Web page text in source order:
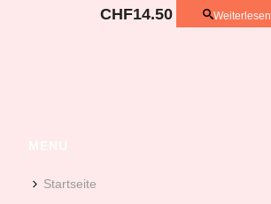
CHF14.50 Weiterlesen
Startseite